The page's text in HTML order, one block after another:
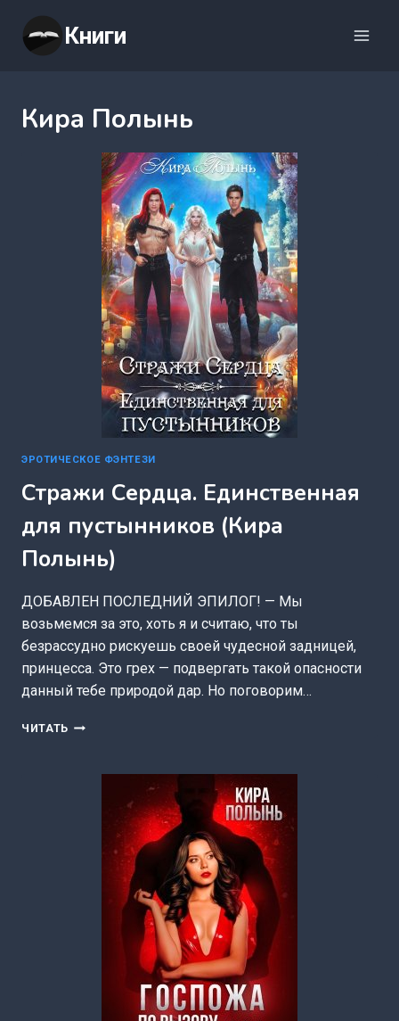
содержимому
Книги
Кира Полынь
ЭРОТИЧЕСКОЕ ФЭНТЕЗИ
Стражи Сердца. Единственная
для пустынников (Кира
Полынь)
ДОБАВЛЕН ПОСЛЕДНИЙ ЭПИЛОГ! — Мы
возьмемся за это, хоть я и считаю, что ты
безрассудно рискуешь своей чудесной задницей,
принцесса. Это грех — подвергать такой опасности
данный тебе природой дар. Но поговорим…
ЧИТАТЬ СТРАЖИ
ПОЛЫНЬ)